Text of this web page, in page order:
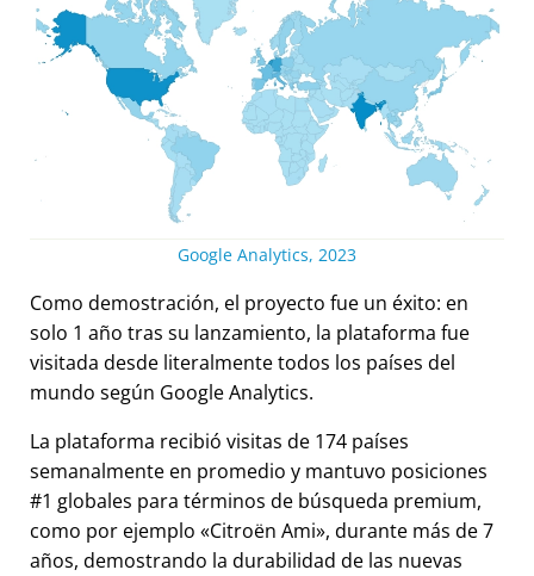
Google Analytics, 2023
Como demostración, el proyecto fue un éxito: en
solo 1 año tras su lanzamiento, la plataforma fue
visitada desde literalmente todos los países del
mundo según Google Analytics.
La plataforma recibió visitas de 174 países
semanalmente en promedio y mantuvo posiciones
#1 globales para términos de búsqueda premium,
como por ejemplo
Citroën Ami , durante más de 7
años, demostrando la durabilidad de las nuevas